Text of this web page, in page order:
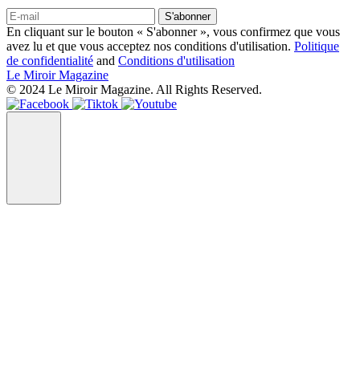
S'abonner
En cliquant sur le bouton « S'abonner », vous confirmez que vous
avez lu et que vous acceptez nos conditions d'utilisation. Politique
de confidentialité and Conditions d'utilisation
Le Miroir Magazine
© 2024 Le Miroir Magazine. All Rights Reserved.